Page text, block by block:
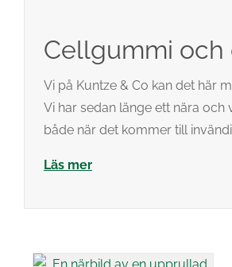
Cellgummi och
Vi på Kuntze & Co kan det här
Vi har sedan länge ett nära
både när det kommer till
Läs mer